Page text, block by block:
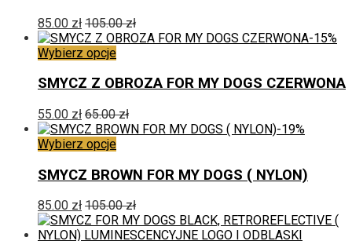
można
wybrać
na
stronie
produktu
85.00 zł 105.00zł
-15%
Wybierz opcjeTen
ma
wariantów.
Opcje
można
wybrać
na
stronie
produktu
SMYCZ Z OBROZA FOR MY DOGS CZERWONA
55.00 zł 65.00zł
-19%
Wybierz opcjeTen
ma
wariantów.
Opcje
można
SMYCZ BROWN FOR MY DOGS ( NYLON)
85.00 zł 105.00zł